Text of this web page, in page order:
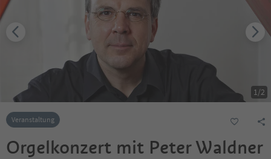
1/2
Veranstaltung
Orgelkonzert mit Peter Waldner